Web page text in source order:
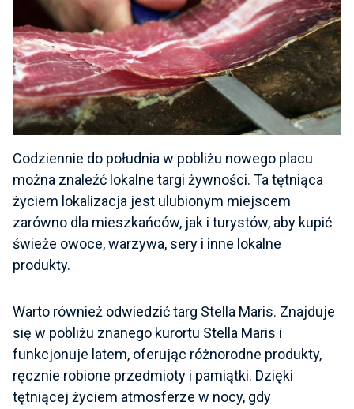
Codziennie do południa w pobliżu nowego placu
można znaleźć lokalne targi żywności. Ta tętniąca
życiem lokalizacja jest ulubionym miejscem
zarówno dla mieszkańców, jak i turystów, aby kupić
świeże owoce, warzywa, sery i inne lokalne
produkty.
Warto również odwiedzić targ Stella Maris. Znajduje
się w pobliżu znanego kurortu Stella Maris i
funkcjonuje latem, oferując różnorodne produkty,
ręcznie robione przedmioty i pamiątki. Dzięki
tętniącej życiem atmosferze w nocy, gdy